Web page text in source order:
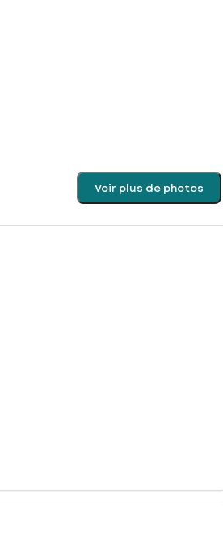
Voir plus de photos